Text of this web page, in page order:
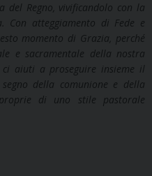
del Regno, vivificandolo con la
Con atteggiamento di Fede e
momento di Grazia, perché
e sacramentale della nostra
ci aiuti a proseguire insieme il
della comunione e della
di uno stile pastorale